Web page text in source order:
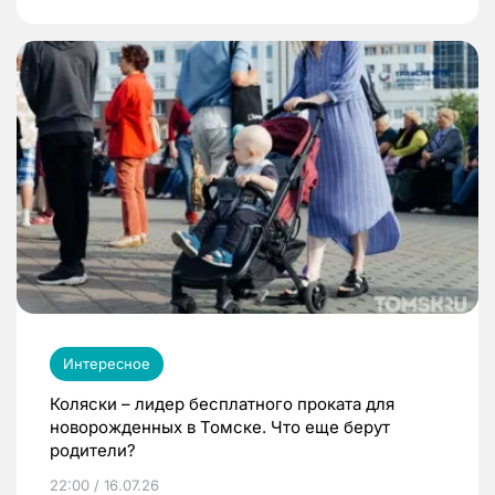
Интересное
Коляски – лидер бесплатного проката для
новорожденных в Томске. Что еще берут
родители?
22:00 / 16.07.26